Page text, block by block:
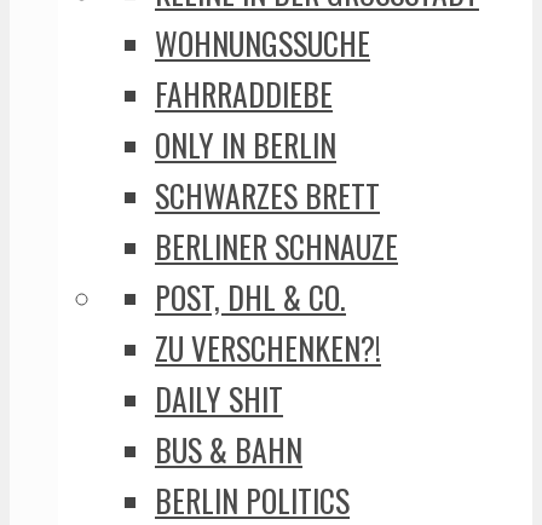
WOHNUNGSSUCHE
FAHRRADDIEBE
ONLY IN BERLIN
SCHWARZES BRETT
BERLINER SCHNAUZE
POST, DHL & CO.
ZU VERSCHENKEN?!
DAILY SHIT
BUS & BAHN
BERLIN POLITICS